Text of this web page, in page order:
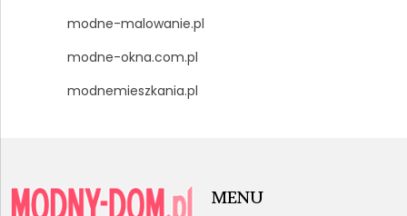
modne-malowanie.pl
modne-okna.com.pl
modnemieszkania.pl
MENU